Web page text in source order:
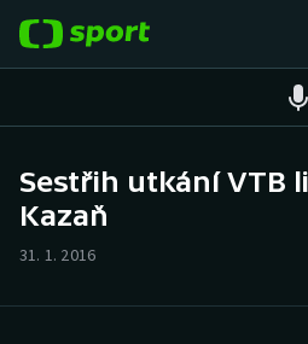
Hokej
Sestřih utkání VTB
Kazaň
31. 1. 2016